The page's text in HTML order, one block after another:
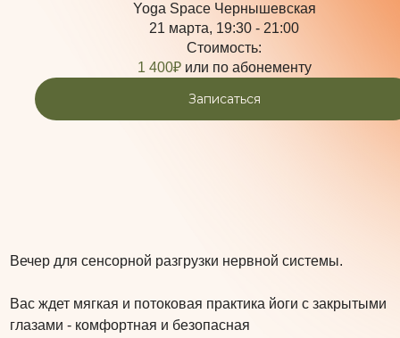
Вечер для сенсорной разгрузки нервной системы.
Вас ждет мягкая и потоковая практика йоги с закрытыми
глазами - комфортная и безопасная
Yoga Space Чернышевская
21 марта, 19:30 - 21:00
Стоимость:
1 400₽ или по абонементу
Записаться